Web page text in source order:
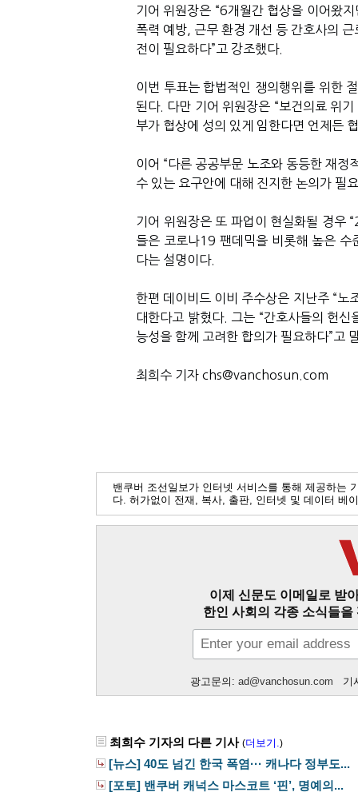
기어 위원장은 “6개월간 협상을 이어왔
폭력 예방, 근무 환경 개선 등 간호사의
전이 필요하다”고 강조했다.
이번 투표는 합법적인 쟁의행위를 위한
된다. 다만 기어 위원장은 “보건의료 위
부가 협상에 성의 있게 임한다면 언제든
이어 “다른 공공부문 노조와 동등한 재
수 있는 요구안에 대해 진지한 논의가 필
기어 위원장은 또 파업이 현실화될 경우
들은 코로나19 팬데믹을 비롯해 높은 수
다는 설명이다.
한편 데이비드 이비 주수상은 지난주 “노
대한다고 밝혔다. 그는 “간호사들의 헌
능성을 함께 고려한 합의가 필요하다”고
최희수 기자 chs@vanchosun.com
밴쿠버 조선일보가 인터넷 서비스를 통해 제공하는
다. 허가없이 전재, 복사, 출판, 인터넷 및 데이터 베
이제 신문도 이메일로 받
한인 사회의 각종 소식들
광고문의: ad@vanchosun.com 기
최희수 기자의 다른 기사 (더보기.)
[뉴스] 40도 넘긴 한국 폭염··· 캐나다 정부도...
[포토] 밴쿠버 캐넉스 마스코트 ‘핀’, 명예의...